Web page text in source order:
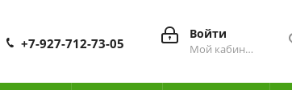
Войти
Мой кабинет
+7-927-712-73-05